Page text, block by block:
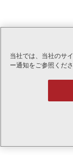
当社では、当社のサ
ー通知をご参照くださ